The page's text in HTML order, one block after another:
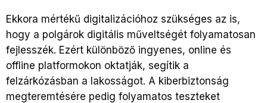
Ekkora mértékű digitalizációhoz szükséges az is,
hogy a polgárok digitális műveltségét folyamatosan
fejlesszék. Ezért különböző ingyenes, online és
offline platformokon oktatják, segítik a
felzárkózásban a lakosságot. A kiberbiztonság
megteremtésére pedig folyamatos teszteket